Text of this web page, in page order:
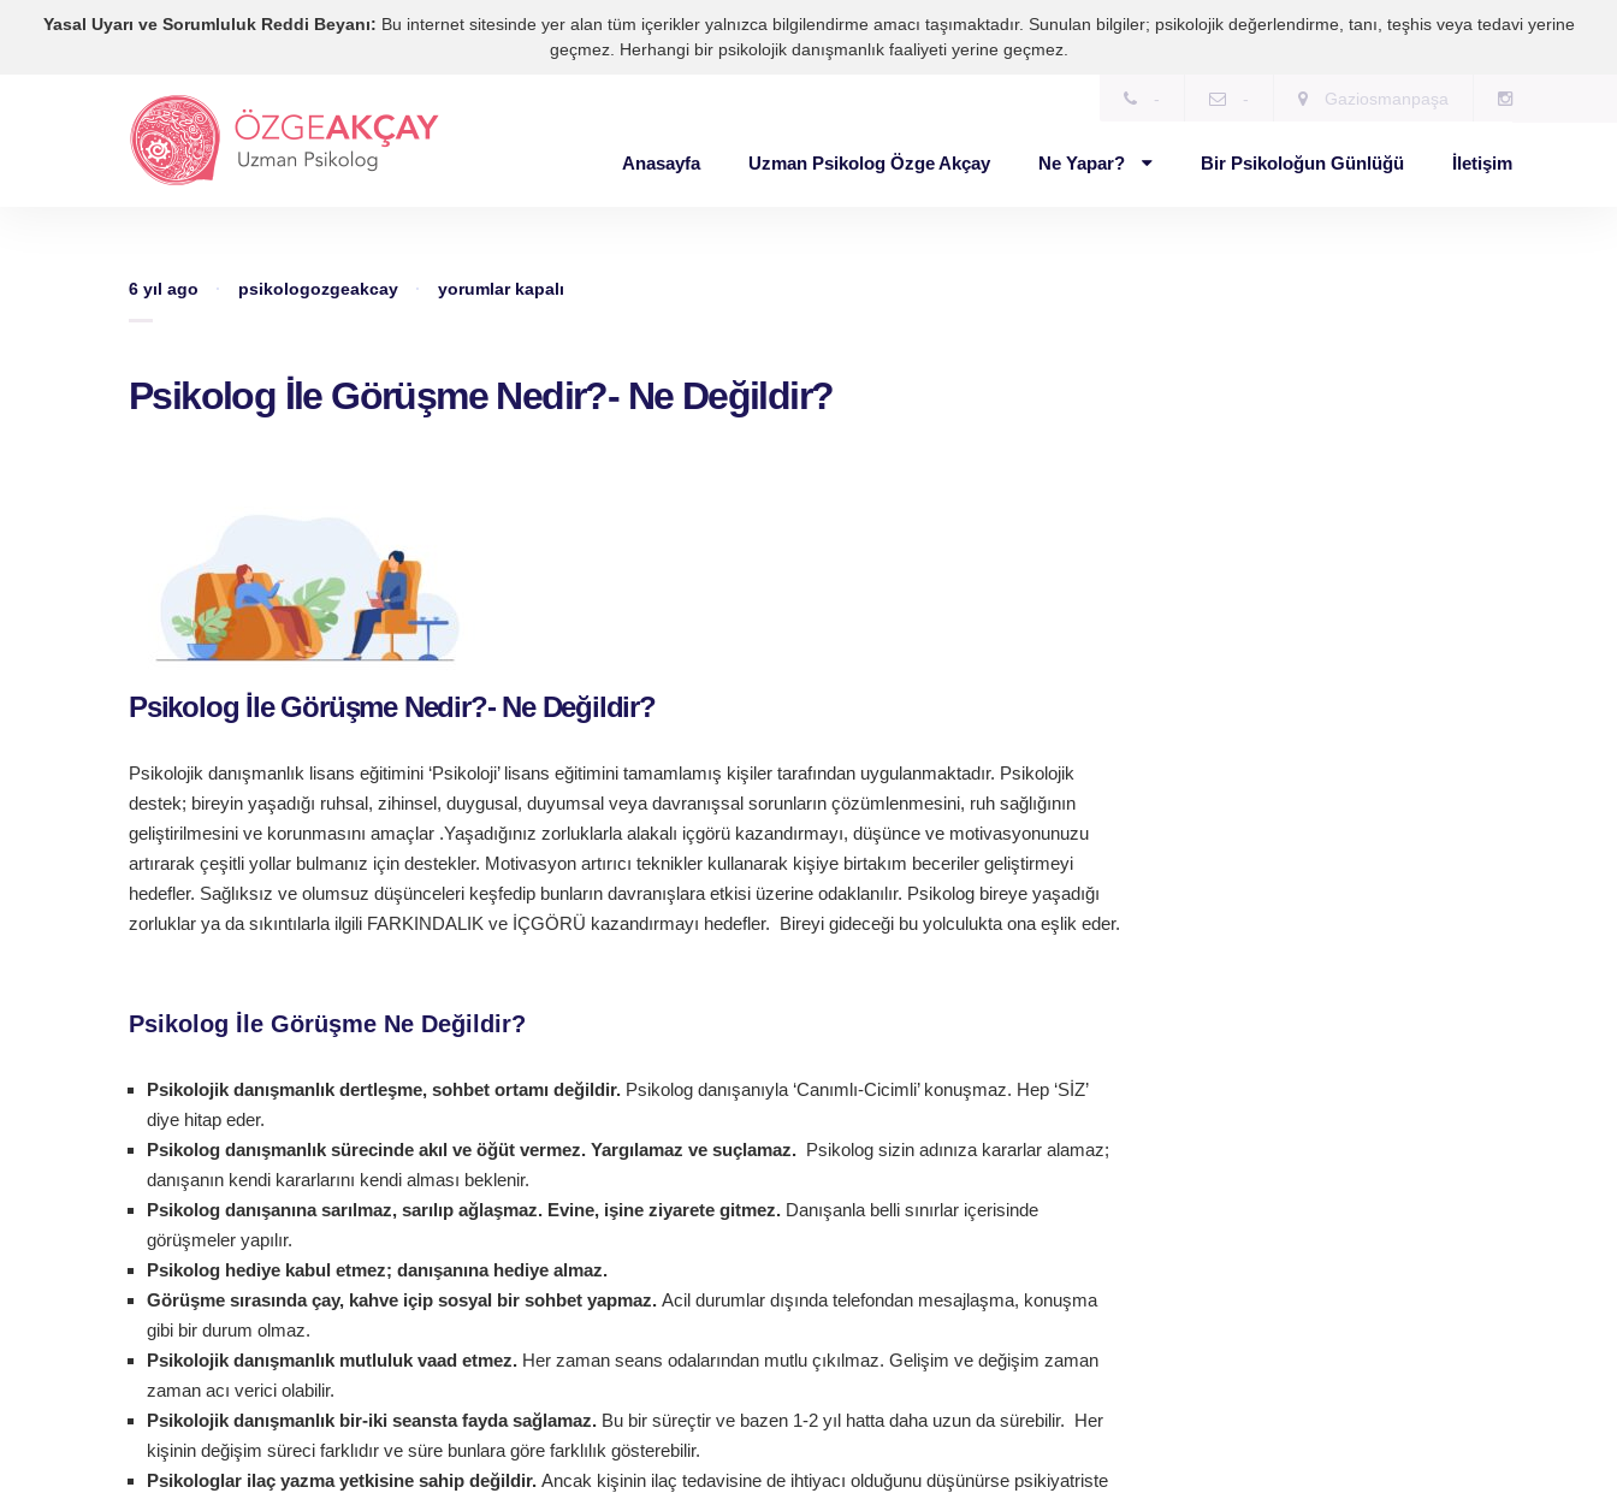
Yasal Uyarı ve Sorumluluk Reddi Beyanı: Bu internet sitesinde yer alan tüm içerikler yalnızca bilgilendirme amacı taşımaktadır. Sunulan bilgiler; psikolojik değerlendirme, tanı, teşhis veya tedavi yerine
geçmez. Herhangi bir psikolojik danışmanlık faaliyeti yerine geçmez.
- - Gaziosmanpaşa
Anasayfa Uzman Psikolog Özge Akçay Ne Yapar? Bir Psikoloğun Günlüğü İletişim
6 yıl ago · psikologozgeakcay ·
Psikolog
Değildir?
yorumlar kapalı
Psikolog İle Görüşme Nedir?- Ne Değildir?
Psikolog İle Görüşme Nedir?- Ne Değildir?
Psikolojik danışmanlık lisans eğitimini ‘Psikoloji’ lisans eğitimini tamamlamış kişiler tarafından uygulanmaktadır. Psikolojik
destek; bireyin yaşadığı ruhsal, zihinsel, duygusal, duyumsal veya davranışsal sorunların çözümlenmesini, ruh sağlığının
geliştirilmesini ve korunmasını amaçlar .Yaşadığınız zorluklarla alakalı içgörü kazandırmayı, düşünce ve motivasyonunuzu
artırarak çeşitli yollar bulmanız için destekler. Motivasyon artırıcı teknikler kullanarak kişiye birtakım beceriler geliştirmeyi
hedefler. Sağlıksız ve olumsuz düşünceleri keşfedip bunların davranışlara etkisi üzerine odaklanılır. Psikolog bireye yaşadığı
zorluklar ya da sıkıntılarla ilgili FARKINDALIK ve İÇGÖRÜ kazandırmayı hedefler. Bireyi gideceği bu yolculukta ona eşlik eder.
Psikolog İle Görüşme Ne Değildir?
Psikolojik danışmanlık dertleşme, sohbet ortamı değildir. Psikolog danışanıyla ‘Canımlı-Cicimli’ konuşmaz. Hep ‘SİZ’
diye hitap eder.
Psikolog danışmanlık sürecinde akıl ve öğüt vermez. Yargılamaz ve suçlamaz. Psikolog sizin adınıza kararlar alamaz;
danışanın kendi kararlarını kendi alması beklenir.
Psikolog danışanına sarılmaz, sarılıp ağlaşmaz. Evine, işine ziyarete gitmez. Danışanla belli sınırlar içerisinde
görüşmeler yapılır.
Psikolog hediye kabul etmez; danışanına hediye almaz.
Görüşme sırasında çay, kahve içip sosyal bir sohbet yapmaz. Acil durumlar dışında telefondan mesajlaşma, konuşma
gibi bir durum olmaz.
Psikolojik danışmanlık mutluluk vaad etmez. Her zaman seans odalarından mutlu çıkılmaz. Gelişim ve değişim zaman
zaman acı verici olabilir.
Psikolojik danışmanlık bir-iki seansta fayda sağlamaz. Bu bir süreçtir ve bazen 1-2 yıl hatta daha uzun da sürebilir. Her
kişinin değişim süreci farklıdır ve süre bunlara göre farklılık gösterebilir.
Psikologlar ilaç yazma yetkisine sahip değildir. Ancak kişinin ilaç tedavisine de ihtiyacı olduğunu düşünürse psikiyatriste